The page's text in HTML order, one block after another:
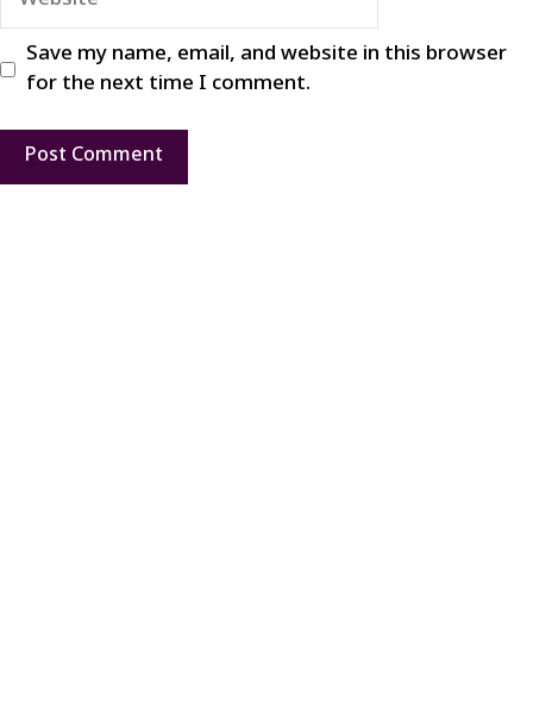
Save my name, email, and website in this browser
for the next time I comment.